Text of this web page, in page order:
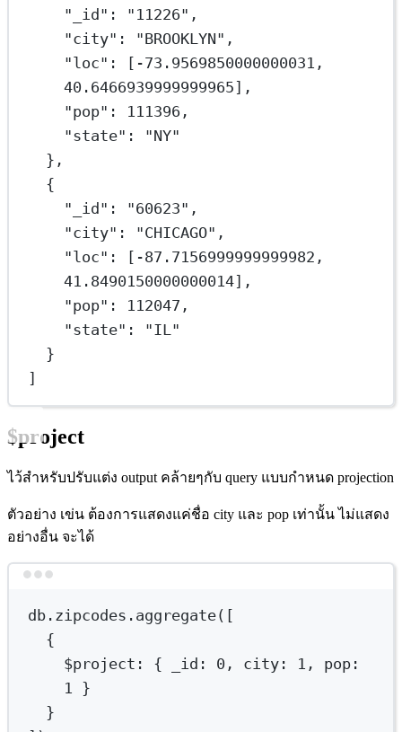
"_id" : "11226" ,
"city" : "BROOKLYN" ,
"loc" : [ -73.9569850000000031
40.6466939999999965],
"pop" : 111396 ,
"state" : "NY"
},
{
"_id" : "60623" ,
"city" : "CHICAGO" ,
"loc" : [ -87.7156999999999982
41.8490150000000014],
"pop" : 112047 ,
"state" : "IL"
}
]
$project
ไว้สำหรับปรับแต่ง output คล้ายๆกับ query แบบกำหนด projection
ตัวอย่าง เข่น ต้องการแสดงแค่ชื่อ city และ pop เท่านั้น ไม่แสดง
อย่างอื่น จะได้
db.zipcodes.aggregate([
{
$project : { _id: 0, city: 1,
pop:
1 }
}